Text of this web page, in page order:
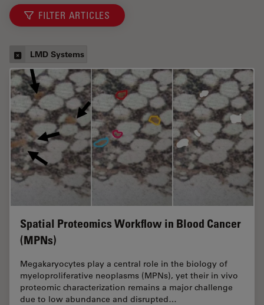
FILTER ARTICLES
LMD Systems
Spatial Proteomics Workflow in Blood Cancer
(MPNs)
Megakaryocytes play a central role in the biology of
myeloproliferative neoplasms (MPNs), yet their in vivo
proteomic characterization remains a major challenge
due to low abundance and disrupted…